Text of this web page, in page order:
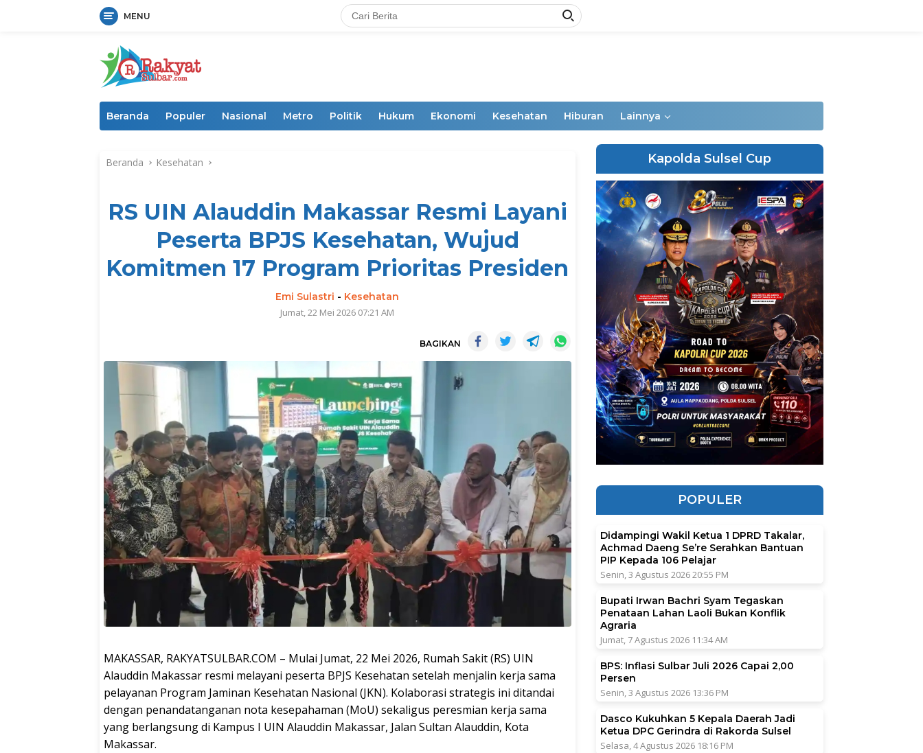
MENU
Beranda Populer Nasional Metro Politik Hukum Ekonomi Kesehatan Hiburan Lainnya
Beranda Kesehatan
RS UIN Alauddin Makassar Resmi Layani
Peserta BPJS Kesehatan, Wujud
Komitmen 17 Program Prioritas Presiden
Emi Sulastri - Kesehatan
Jumat, 22 Mei 2026 07:21 AM
BAGIKAN
MAKASSAR, RAKYATSULBAR.COM – Mulai Jumat, 22 Mei 2026, Rumah Sakit (RS) UIN
Alauddin Makassar resmi melayani peserta BPJS Kesehatan setelah menjalin kerja sama
pelayanan Program Jaminan Kesehatan Nasional (JKN). Kolaborasi strategis ini ditandai
dengan penandatanganan nota kesepahaman (MoU) sekaligus peresmian kerja sama
yang berlangsung di Kampus I UIN Alauddin Makassar, Jalan Sultan Alauddin, Kota
Makassar.
Kapolda Sulsel Cup
POPULER
Didampingi Wakil Ketua 1 DPRD Takalar,
Achmad Daeng Se’re Serahkan Bantuan
PIP Kepada 106 Pelajar
Senin, 3 Agustus 2026 20:55 PM
Bupati Irwan Bachri Syam Tegaskan
Penataan Lahan Laoli Bukan Konflik
Agraria
Jumat, 7 Agustus 2026 11:34 AM
BPS: Inflasi Sulbar Juli 2026 Capai 2,00
Persen
Senin, 3 Agustus 2026 13:36 PM
Dasco Kukuhkan 5 Kepala Daerah Jadi
Ketua DPC Gerindra di Rakorda Sulsel
Selasa, 4 Agustus 2026 18:16 PM